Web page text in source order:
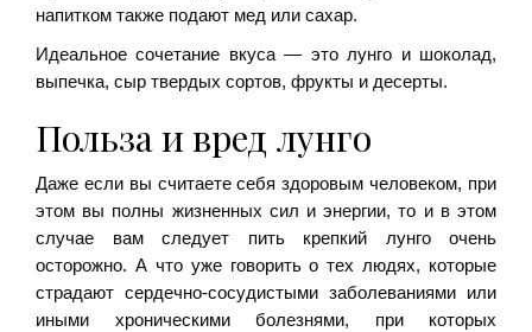
напитком также подают мед или сахар.
Идеальное сочетание вкуса — это лунго и шоколад,
выпечка, сыр твердых сортов, фрукты и десерты.
Польза и вред лунго
Даже если вы считаете себя здоровым человеком, при
этом вы полны жизненных сил и энергии, то и в этом
случае вам следует пить крепкий лунго очень
осторожно. А что уже говорить о тех людях, которые
страдают сердечно-сосудистыми заболеваниями или
иными хроническими болезнями, при которых